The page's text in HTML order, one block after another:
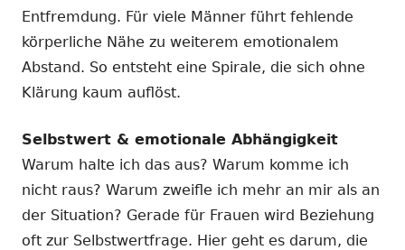
Entfremdung. Für viele Männer führt fehlende
körperliche Nähe zu weiterem emotionalem
Abstand. So entsteht eine Spirale, die sich ohne
Klärung kaum auflöst.
Selbstwert & emotionale Abhängigkeit
Warum halte ich das aus? Warum komme ich
nicht raus? Warum zweifle ich mehr an mir als an
der Situation? Gerade für Frauen wird Beziehung
oft zur Selbstwertfrage. Hier geht es darum, die